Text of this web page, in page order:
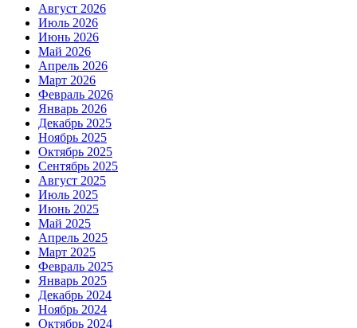
Август 2026
Июль 2026
Июнь 2026
Май 2026
Апрель 2026
Март 2026
Февраль 2026
Январь 2026
Декабрь 2025
Ноябрь 2025
Октябрь 2025
Сентябрь 2025
Август 2025
Июль 2025
Июнь 2025
Май 2025
Апрель 2025
Март 2025
Февраль 2025
Январь 2025
Декабрь 2024
Ноябрь 2024
Октябрь 2024